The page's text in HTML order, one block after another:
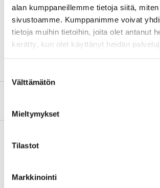
alan kumppaneillemme tietoja siitä,
sivustoamme. Kumppanimme voivat
tietoja muihin tietoihin, joita olet antanut
kerätty, kun olet käyttänyt heidän
valinta
Välttämätön
Mieltymykset
Tilastot
Markkinointi
Length
490 mm
188 mm
Spring force
660 N
Pay & Collect in your local store within